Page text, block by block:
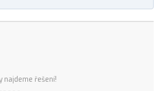
najdeme řešení!